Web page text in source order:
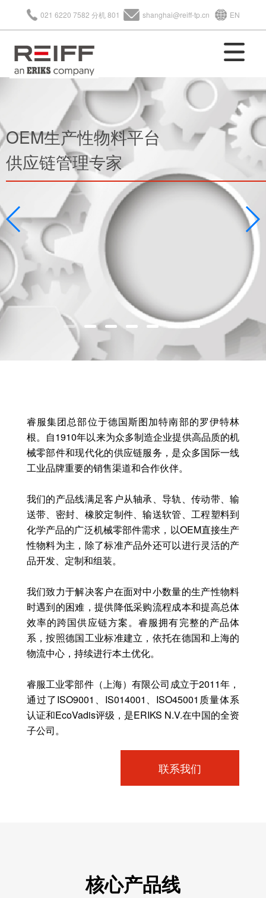
021 6220 7582 分机 801 shanghai@reiff-tp.cn EN
OEM生产性物料平台
供应链管理专家
睿服集团总部位于德国斯图加特南部的罗伊特林
根。自1910年以来为众多制造企业提供高品质的机
械零部件和现代化的供应链服务，是众多国际一线
工业品牌重要的销售渠道和合作伙伴。
我们的产品线满足客户从轴承、导轨、传动带、输
送带、密封、橡胶定制件、输送软管、工程塑料到
化学产品的广泛机械零部件需求，以OEM直接生产
性物料为主，除了标准产品外还可以进行灵活的产
品开发、定制和组装。
我们致力于解决客户在面对中小数量的生产性物料
时遇到的困难，提供降低采购流程成本和提高总体
效率的跨国供应链方案。睿服拥有完整的产品体
系，按照德国工业标准建立，依托在德国和上海的
物流中心，持续进行本土优化。
睿服工业零部件（上海）有限公司成立于2011年，
通过了ISO9001、IS014001、ISO45001质量体系
认证和EcoVadis评级，是ERIKS N.V.在中国的全资
子公司。
联系我们
核心产品线